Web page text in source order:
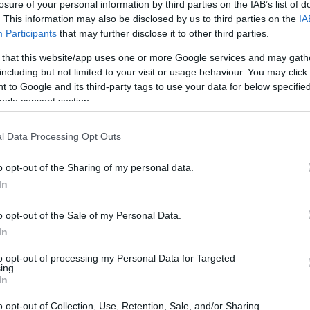
of your personal information by third parties on the IAB’s list of
This information may also be disclosed by us to third parties on the
Participants that may further disclose it to other third parties.
that this website/app uses one or more Google services and may
but not limited to your visit or usage behaviour. You may
to Google and its third-party tags to use your data for below
consent section.
Data Processing Opt Outs
opt-out of the Sharing of my personal data.
opt-out of the Sale of my Personal Data.
opt-out of processing my Personal Data for Targeted
opt-out of Collection, Use, Retention, Sale, and/or Sharing
, muchas personas están volviendo a la
ser difícil tanto para los dueños como
tanto tiempo juntos, separarse puede generar
artículo, te daremos algunos consejos para
mascotas cuando vuelvas a la oficina